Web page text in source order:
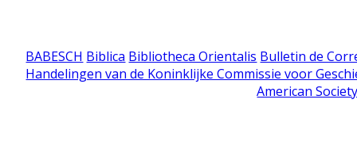
BABESCH Biblica Bibliotheca Orientalis Bulletin de
Handelingen van de Koninklijke Commissie voor
American